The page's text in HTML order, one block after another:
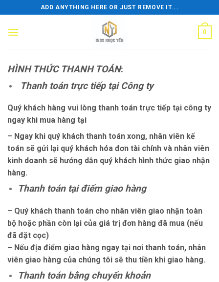
to
content
ADD ANYTHING HERE OR JUST REMOVE IT...
0
HÌNH THỨC THANH TOÁN:
Thanh toán trực tiếp tại Công ty
Quý khách hàng vui lòng thanh toán trực tiếp tại công ty
ngay khi mua hàng tại
– Ngay khi quý khách thanh toán xong, nhân viên kế
toán sẽ gửi lại quý khách hóa đơn tài chính và nhân viên
kinh doanh sẽ hướng dẫn quý khách hình thức giao nhận
hàng.
Thanh toán tại điểm giao hàng
– Quý khách thanh toán cho nhân viên giao nhận toàn
bộ hoặc phần còn lại của giá trị đơn hàng đã mua (nếu
đã đặt cọc)
– Nếu địa điểm giao hàng ngay tại nơi thanh toán, nhân
viên giao hàng của chúng tôi sẽ thu tiền khi giao hàng.
Thanh toán bằng chuyển khoản